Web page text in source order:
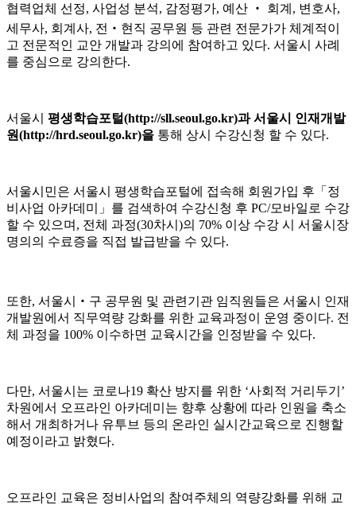
협력업체 선정, 사업성 분석, 감정평가, 예산 ‧ 회계 , 변호사,
세무사, 회계사, 전 ‧ 현직 공무원 등 관련 전문가가 체계적이
고 전문적인 교안 개발과 강의에 참여하고 있다. 서울시 사례
를 중심으로 강의한다.
서울시 평생학습포털(http://sll.seoul.go.kr)과 서울시 인재개발
원(http://hrd.seoul.go.kr)을 통해 상시 수강신청 할 수 있다.
서울시민은 서울시 평생학습포털에 접속해 회원가입 후 「 정
비사업 아카데미
」 를 검색하여 수강신청 후 PC/모바일로 수강
할 수 있으며 , 전체 과정(30차시 )의 70% 이상 수강 시 서울시장
명의의 수료증을 직접 발급받을 수 있다.
또한, 서울시 ‧ 구 공무원 및 관련기관 임직원들은 서울시 인재
개발원에서 직무역량 강화를 위한 교육과정이 운영 중이다. 전
체 과정을 100% 이수하면 교육시간을 인정받을 수 있다.
다만, 서울시는 코로나19 확산 방지를 위한 ‘사회적 거리두기 ’
차원에서 오프라인 아카데미는 향후 상황에 따라 인원을 축소
해서 개최하거나 유투브 등의 온라인 실시간교육으로 진행할
예정이라고 밝혔다.
오프라인 교육은 정비사업의 참여주체의 역량강화를 위해 교